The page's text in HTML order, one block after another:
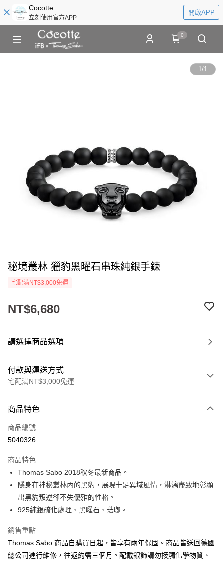
Cocotte
立刻使用官方APP
開啟APP
0
1/1
秘境叢林 獵豹黑曜石串珠純銀手鍊
宅配滿NT$3,000免運
NT$6,680
請選擇商品選項
付款與運送方式
宅配滿NT$3,000免運
信用卡一次付款
Apple Pay
悠遊付
ATM付款
運送方式
黑貓宅急便
每筆NT$100，滿NT$3,000(含以上)免運費
商品特色
商品編號
5040326
商品特色
Thomas Sabo 2018秋冬最新商品。
隱身在神秘叢林內的黑豹，展現十足異域風情，淋漓盡致地彰顯
出黑豹叛逆卻不失優雅的性格。
925純銀硫化處理、黑曜石、琺瑯。
銷售重點
Thomas Sabo 商品自購買日起，皆享有兩年保固。商品皆送回德國
總公司進行維修，往返約需三個月。配戴銀飾請勿接觸化學物質、